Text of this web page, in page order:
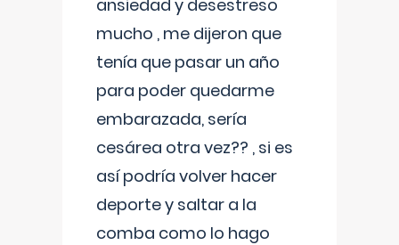
ansiedad y desestreso
mucho , me dijeron que
tenía que pasar un año
para poder quedarme
embarazada, sería
cesárea otra vez?? , si es
así podría volver hacer
deporte y saltar a la
comba como lo hago